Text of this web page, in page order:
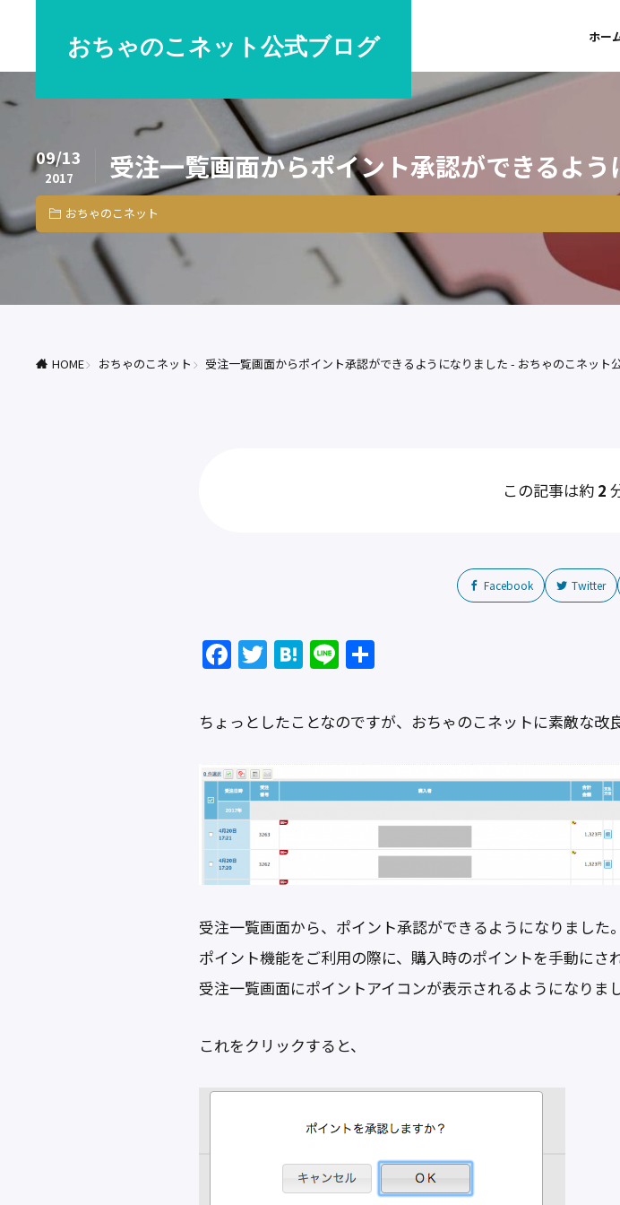
おちゃのこネット公式ブログ
ホー
09/13
2017 受注一覧画面からポイント承認ができるよ
おちゃのこネット
HOME おちゃのこネット 受注一覧画面からポイント承認ができるようになりました - おちゃのこネット
この記事は約 2
Facebook Twitter
F
c
e
b
o
o
k
T
itt
er
H
e
n
a
Li
e
ちょっとしたことなのですが、おちゃのこネットに素敵な改
受注一覧画面から、ポイント承認ができるようになりました。
ポイント機能をご利用の際に、購入時のポイントを手動にさ
受注一覧画面にポイントアイコンが表示されるようになりまし
これをクリックすると、